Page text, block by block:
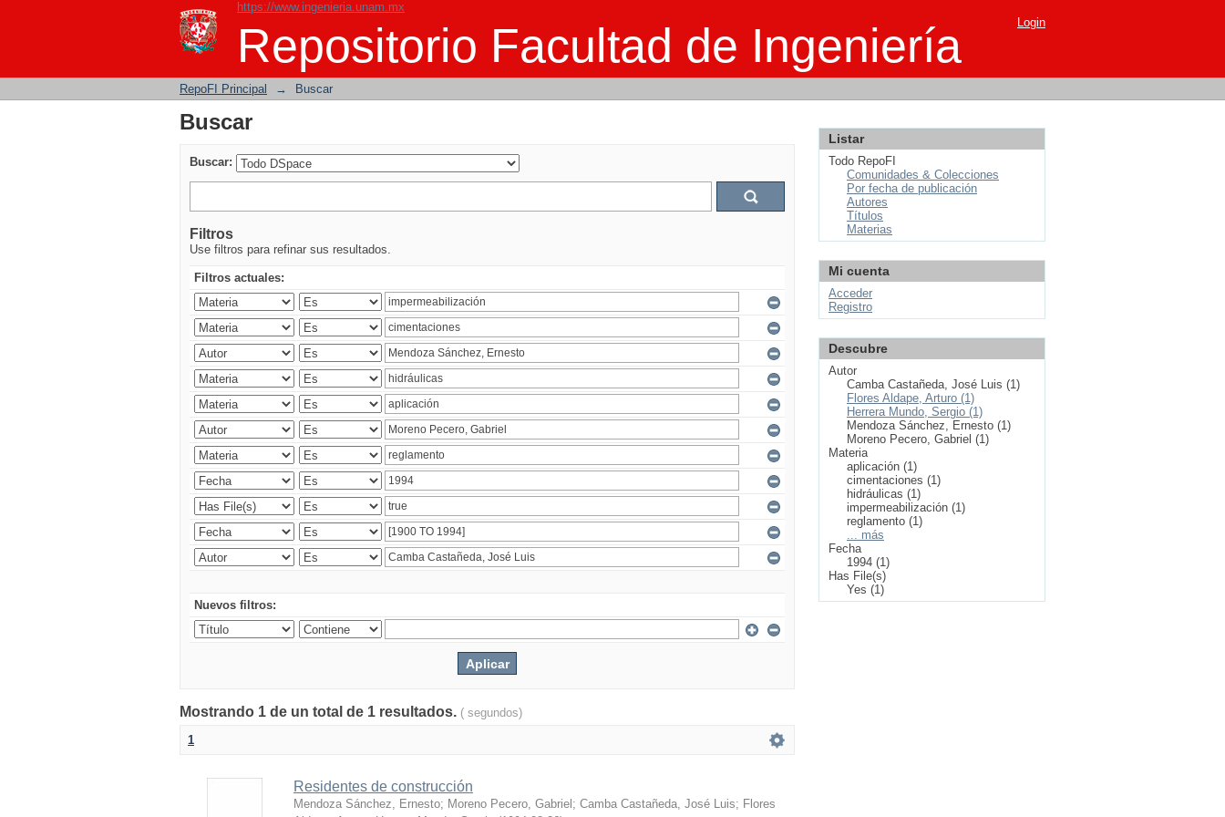
https://www.ingenieria.unam.mx
Repositorio Facultad de Ingeniería
Buscar Login
RepoFI Principal → Buscar
Buscar
Buscar:
Filtros
Use filtros para refinar sus resultados.
Filtros actuales:
Nuevos filtros:
Mostrando 1 de un total de 1 resultados. ( segundos)
1
Residentes de construcción
Mendoza Sánchez, Ernesto; Moreno Pecero, Gabriel ; Camba Castañeda, José Luis; Flores
Listar
Todo RepoFI
Comunidades & Colecciones
Por fecha de publicación
Autores
Títulos
Materias
Mi cuenta
Acceder
Registro
Descubre
Autor
Camba Castañeda, José Luis (1)
Flores Aldape, Arturo (1)
Herrera Mundo, Sergio (1)
Mendoza Sánchez, Ernesto (1)
Moreno Pecero, Gabriel (1)
Materia
aplicación (1)
cimentaciones (1)
hidráulicas (1)
impermeabilización (1)
reglamento (1)
... más
Fecha
1994 (1)
Has File(s)
Yes (1)